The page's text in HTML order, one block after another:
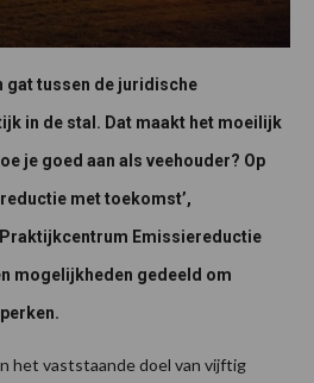
gat tussen de juridische
in de stal. Dat maakt het moeilijk
je goed aan als veehouder? Op
met toekomst’,
Emissiereductie
mogelijkheden gedeeld om
het vaststaande doel van vijftig